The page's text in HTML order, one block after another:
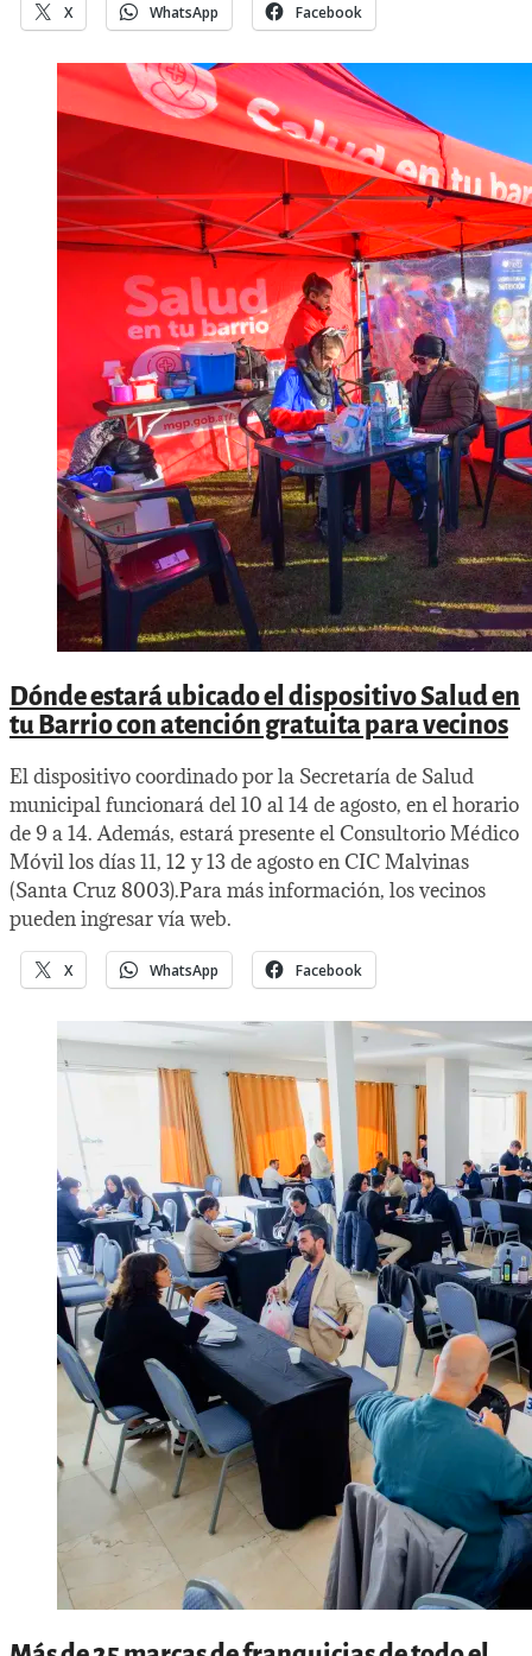
X WhatsApp Facebook
Dónde estará ubicado el dispositivo Salud en
tu Barrio con atención gratuita para vecinos
El dispositivo coordinado por la Secretaría de Salud
municipal funcionará del 10 al 14 de agosto, en el horario
de 9 a 14. Además, estará presente el Consultorio Médico
Móvil los días 11, 12 y 13 de agosto en CIC Malvinas
(Santa Cruz 8003).Para más información, los vecinos
pueden ingresar vía web.
X WhatsApp Facebook